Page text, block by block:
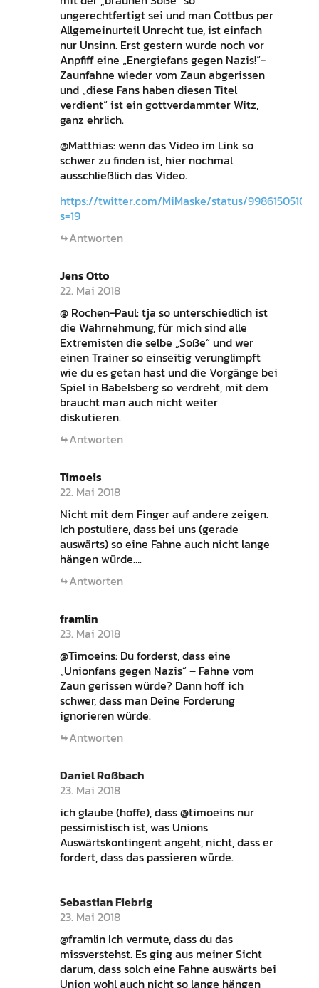
ungerechtfertigt sei und man Cottbus per
Allgemeinurteil Unrecht tue, ist einfach
nur Unsinn. Erst gestern wurde noch vor
Anpfiff eine „Energiefans gegen Nazis!“-
Zaunfahne wieder vom Zaun abgerissen
und „diese Fans haben diesen Titel
verdient“ ist ein gottverdammter Witz,
ganz ehrlich.
@Matthias: wenn das Video im Link so
schwer zu finden ist, hier nochmal
ausschließlich das Video.
https://twitter.com/MiMaske/status/
s=19
Antworten
Jens Otto
22. Mai 2018
@ Rochen-Paul: tja so unterschiedlich ist
die Wahrnehmung, für mich sind alle
Extremisten die selbe „Soße“ und wer
einen Trainer so einseitig verunglimpft
wie du es getan hast und die Vorgänge bei
Spiel in Babelsberg so verdreht, mit dem
braucht man auch nicht weiter
diskutieren.
Antworten
Timoeis
22. Mai 2018
Nicht mit dem Finger auf andere zeigen.
Ich postuliere, dass bei uns (gerade
auswärts) so eine Fahne auch nicht lange
hängen würde….
Antworten
framlin
23. Mai 2018
@Timoeins: Du forderst, dass eine
„Unionfans gegen Nazis“ – Fahne vom
Zaun gerissen würde? Dann hoff ich
schwer, dass man Deine Forderung
ignorieren würde.
Antworten
Daniel Roßbach
23. Mai 2018
ich glaube (hoffe), dass @timoeins nur
pessimistisch ist, was Unions
Auswärtskontingent angeht, nicht, dass er
fordert, dass das passieren würde.
Sebastian Fiebrig
23. Mai 2018
@framlin Ich vermute, dass du das
missverstehst. Es ging aus meiner Sicht
darum, dass solch eine Fahne auswärts bei
Union wohl auch nicht so lange hängen